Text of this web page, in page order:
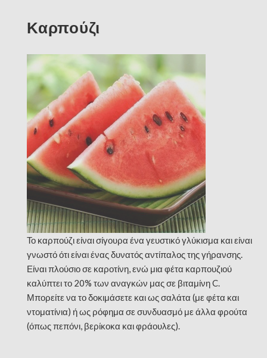
Καρπούζι
Το καρπούζι είναι σίγουρα ένα γευστικό γλύκισμα και είναι
γνωστό ότι είναι ένας δυνατός αντίπαλος της γήρανσης.
Είναι πλούσιο σε καροτίνη, ενώ μια φέτα καρπουζιού
καλύπτει το 20% των αναγκών μας σε βιταμίνη C.
Μπορείτε να το δοκιμάσετε και ως σαλάτα (με φέτα και
ντοματίνια) ή ως ρόφημα σε συνδυασμό με άλλα φρούτα
(όπως πεπόνι, βερίκοκα και φράουλες).